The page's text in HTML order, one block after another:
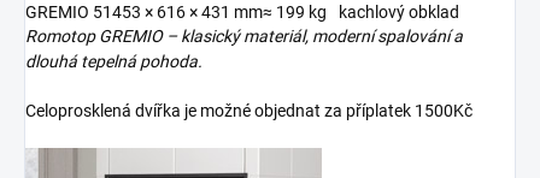
GREMIO 51453 × 616 × 431 mm≈ 199 kg
kachlový obklad
Romotop GREMIO – klasický materiál, moderní spalování a
dlouhá tepelná pohoda.
Celoprosklená dvířka je možné objednat za příplatek 1500Kč